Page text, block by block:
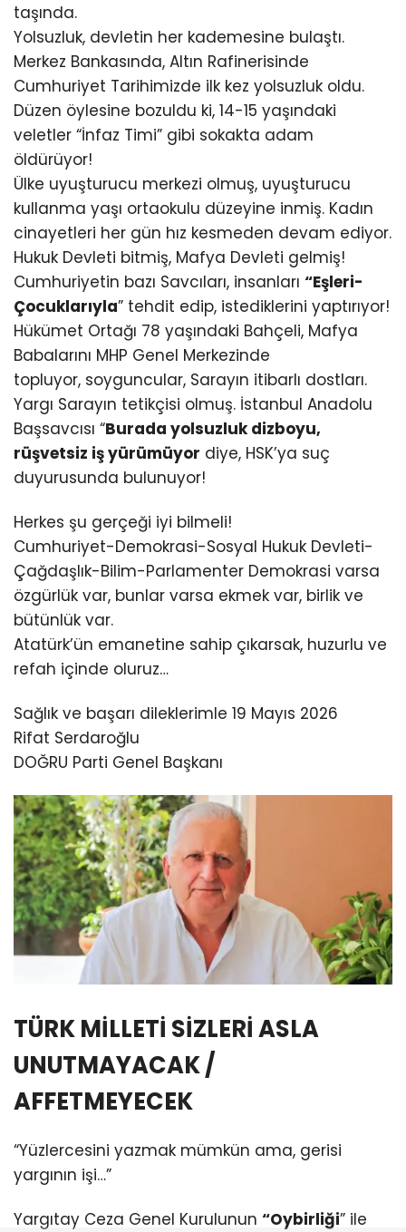
taşında.
Yolsuzluk, devletin her kademesine bulaştı.
Merkez Bankasında, Altın Rafinerisinde
Cumhuriyet Tarihimizde ilk kez yolsuzluk oldu.
Düzen öylesine bozuldu ki, 14-15 yaşındaki
veletler “İnfaz Timi” gibi sokakta adam
öldürüyor!
Ülke uyuşturucu merkezi olmuş, uyuşturucu
kullanma yaşı ortaokulu düzeyine inmiş. Kadın
cinayetleri her gün hız kesmeden devam ediyor.
Hukuk Devleti bitmiş, Mafya Devleti gelmiş!
Cumhuriyetin bazı Savcıları, insanları “Eşleri-
Çocuklarıyla” tehdit edip, istediklerini yaptırıyor!
Hükümet Ortağı 78 yaşındaki Bahçeli, Mafya
Babalarını MHP Genel Merkezinde
topluyor, soyguncular, Sarayın itibarlı dostları.
Yargı Sarayın tetikçisi olmuş. İstanbul Anadolu
Başsavcısı “Burada yolsuzluk dizboyu,
rüşvetsiz iş yürümüyor diye, HSK’ya suç
duyurusunda bulunuyor!
Herkes şu gerçeği iyi bilmeli!
Cumhuriyet-Demokrasi-Sosyal Hukuk Devleti-
Çağdaşlık-Bilim-Parlamenter Demokrasi varsa
özgürlük var, bunlar varsa ekmek var, birlik ve
bütünlük var.
Atatürk’ün emanetine sahip çıkarsak, huzurlu ve
refah içinde oluruz…
Sağlık ve başarı dileklerimle 19 Mayıs 2026
Rifat Serdaroğlu
DOĞRU Parti Genel Başkanı
TÜRK MİLLETİ SİZLERİ ASLA
UNUTMAYACAK /
AFFETMEYECEK
“Yüzlercesini yazmak mümkün ama, gerisi
yargının işi…”
Yargıtay Ceza Genel Kurulunun “Oybirliği” ile